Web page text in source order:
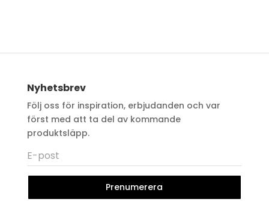
Nyhetsbrev
Följ oss för inspiration, erbjudanden och var
först med att ta del av kommande
produktsläpp.
Prenumerera